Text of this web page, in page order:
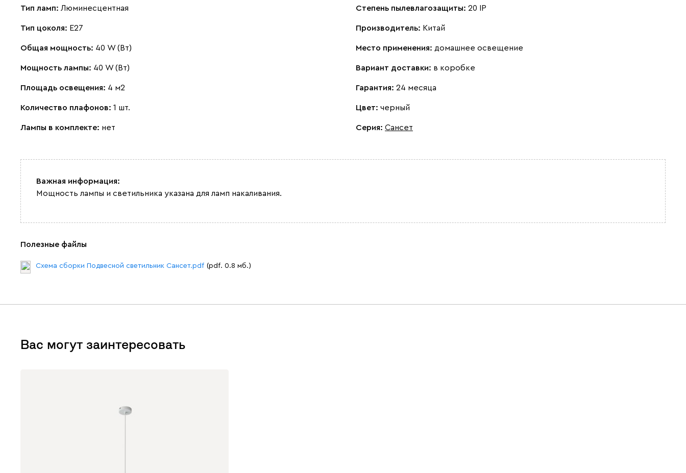
Тип ламп: Люминесцентная
Тип цоколя: E27
Общая мощность: 40 W (Вт)
Мощность лампы: 40 W (Вт)
Площадь освещения: 4 м2
Количество плафонов: 1 шт.
Лампы в комплекте: нет
Степень пылевлагозащиты: 20 IP
Производитель: Китай
Место применения: домашнее освещение
Вариант доставки: в коробке
Гарантия: 24 месяца
Цвет: черный
Серия: Сансет
Важная информация:
Мощность лампы и светильника указана для ламп накаливания.
Полезные файлы
Схема сборки Подвесной светильник Сансет.pdf (pdf. 0.8 мб.)
Вас могут заинтересовать